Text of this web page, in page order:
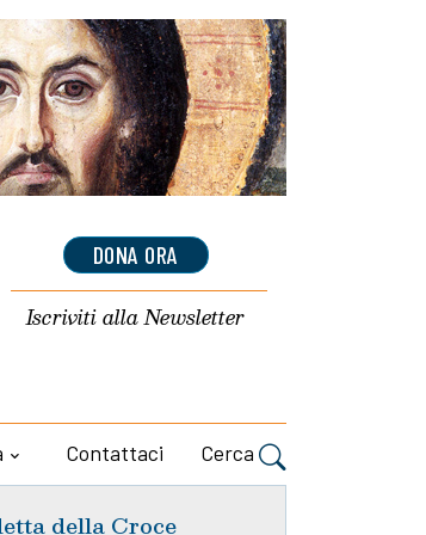
DONA ORA
Iscriviti allaNewsletter
Contattaci Cerca
della Croce